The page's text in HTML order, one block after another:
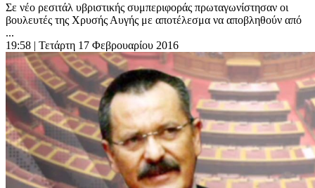
Σε νέο ρεσιτάλ υβριστικής συμπεριφοράς πρωταγωνίστησαν οι
βουλευτές της Χρυσής Αυγής με αποτέλεσμα να αποβληθούν από
...
19:58 | Τετάρτη 17 Φεβρουαρίου 2016